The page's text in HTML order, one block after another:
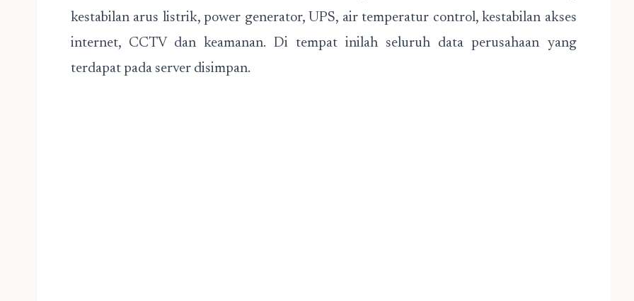
kestabilan arus listrik, power generator, UPS, air temperatur control, kestabilan akses
internet, CCTV dan keamanan. Di tempat inilah seluruh data perusahaan yang
terdapat pada server disimpan.